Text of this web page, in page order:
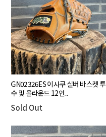
GN02326ES 이사쿠 실버 바스켓 투
수 및 올라운드 12인...
Sold Out